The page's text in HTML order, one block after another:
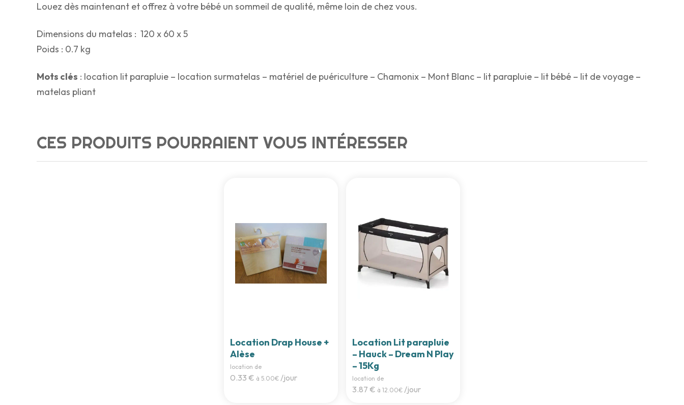
Louez dès maintenant et offrez à votre bébé un sommeil de qualité, même loin de chez vous.
Dimensions du matelas : 120 x 60 x 5
Poids : 0.7 kg
Mots clés : location lit parapluie – location surmatelas – matériel de puériculture – Chamonix – Mont Blanc – lit parapluie – lit bébé – lit de voyage –
matelas pliant
CES PRODUITS POURRAIENT VOUS INTÉRESSER
Location Drap House +
Alèse
location de
0.33 € à 5.00€ /jour
Location Lit parapluie
– Hauck – Dream N Play
– 15Kg
location de
3.87 € à 12.00€ /jour